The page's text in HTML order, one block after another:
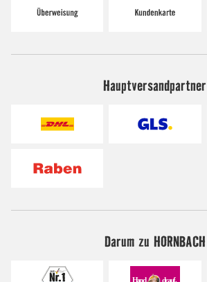
Hauptversandpartner
Darum zu HORNBACH